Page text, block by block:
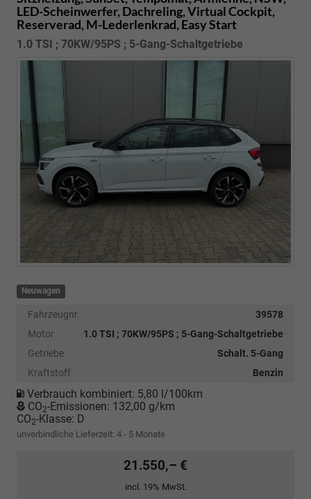
LED-Scheinwerfer, Dachreling, Virtual Cockpit,
Reserverad, M-Lederlenkrad, Easy Start
1.0 TSI ; 70KW/95PS ; 5-Gang-Schaltgetriebe
Neuwagen
Fahrzeugnr.
39578
Motor
1.0 TSI ; 70KW/95PS ; 5-Gang-Schaltgetriebe
Getriebe
Schalt. 5-Gang
Kraftstoff
Benzin
Verbrauch kombiniert: 5,80 l/100km
CO2-Emissionen: 132,00 g/km
CO2-Klasse: D
unverbindliche Lieferzeit: 4 - 5 Monate
21.550,– €
incl. 19% MwSt.